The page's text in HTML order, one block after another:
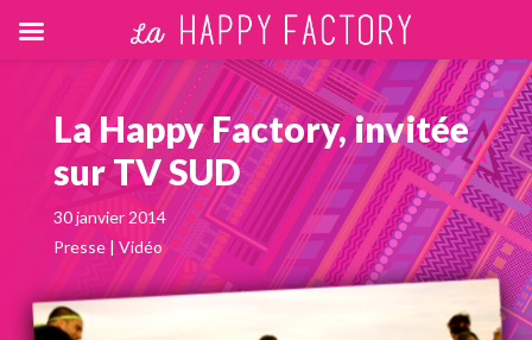
La Happy Factory, invitée
sur TV SUD
30 janvier 2014
Presse| Vidéo